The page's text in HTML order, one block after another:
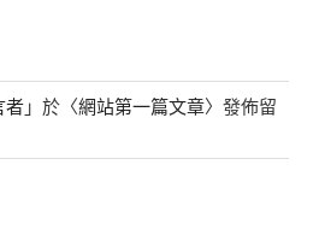
者」於〈網站第一篇文章〉發佈留